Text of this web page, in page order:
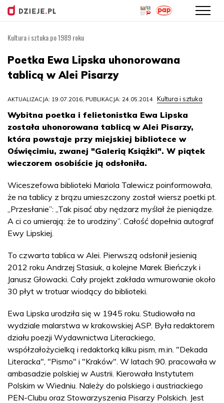
treści
Kultura i sztuka po 1989 roku
Poetka Ewa Lipska uhonorowana
tablicą w Alei Pisarzy
AKTUALIZACJA: 19.07.2016, PUBLIKACJA: 24.05.2014 Kultura i sztuka
Wybitna poetka i felietonistka Ewa Lipska
została uhonorowana tablicą w Alei Pisarzy,
która powstaje przy miejskiej bibliotece w
Oświęcimiu, zwanej "Galerią Książki". W piątek
wieczorem osobiście ją odsłoniła.
Wiceszefowa biblioteki Mariola Talewicz poinformowała,
że na tablicy z brązu umieszczony został wiersz poetki pt.
„Przesłanie”: „Tak pisać aby nędzarz myślał że pieniądze.
A ci co umierają: że to urodziny”. Całość dopełnia autograf
Ewy Lipskiej.
To czwarta tablica w Alei. Pierwszą odsłonił jesienią
2012 roku Andrzej Stasiuk, a kolejne Marek Bieńczyk i
Janusz Głowacki. Cały projekt zakłada wmurowanie około
30 płyt w trotuar wiodący do biblioteki.
Ewa Lipska urodziła się w 1945 roku. Studiowała na
wydziale malarstwa w krakowskiej ASP. Była redaktorem
działu poezji Wydawnictwa Literackiego,
współzałożycielką i redaktorką kilku pism, m.in. "Dekada
Literacka", "Pismo" i "Kraków". W latach 90. pracowała w
ambasadzie polskiej w Austrii. Kierowała Instytutem
Polskim w Wiedniu. Należy do polskiego i austriackiego
PEN-Clubu oraz Stowarzyszenia Pisarzy Polskich. Jest